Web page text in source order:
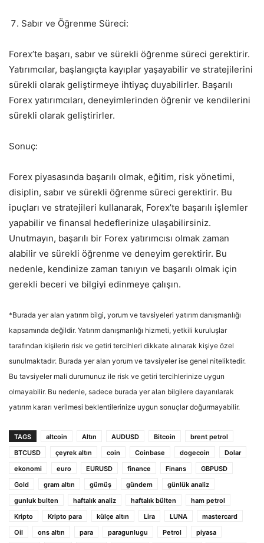
Sabır ve Öğrenme Süreci:
Forex’te başarı, sabır ve sürekli öğrenme süreci gerektirir.
Yatırımcılar, başlangıçta kayıplar yaşayabilir ve stratejilerini
sürekli olarak geliştirmeye ihtiyaç duyabilirler. Başarılı
Forex yatırımcıları, deneyimlerinden öğrenir ve kendilerini
sürekli olarak geliştirirler.
Sonuç:
Forex piyasasında başarılı olmak, eğitim, risk yönetimi,
disiplin, sabır ve sürekli öğrenme süreci gerektirir. Bu
ipuçları ve stratejileri kullanarak, Forex’te başarılı işlemler
yapabilir ve finansal hedeflerinize ulaşabilirsiniz.
Unutmayın, başarılı bir Forex yatırımcısı olmak zaman
alabilir ve sürekli öğrenme ve deneyim gerektirir. Bu
nedenle, kendinize zaman tanıyın ve başarılı olmak için
gerekli beceri ve bilgiyi edinmeye çalışın.
*Burada yer alan yatırım bilgi, yorum ve tavsiyeleri yatırım danışmanlığı
kapsamında değildir. Yatırım danışmanlığı hizmeti, yetkili kuruluşlar
tarafından kişilerin risk ve getiri tercihleri dikkate alınarak kişiye özel
sunulmaktadır. Burada yer alan yorum ve tavsiyeler ise genel niteliktedir.
Bu tavsiyeler mali durumunuz ile risk ve getiri tercihlerinize uygun
olmayabilir. Bu nedenle, sadece burada yer alan bilgilere dayanılarak
yatırım kararı verilmesi beklentilerinize uygun sonuçlar doğurmayabilir.
TAGS altcoin Altın AUDUSD Bitcoin
brent petrol
BTCUSD
çeyrek altın coin Coinbase dogecoin
Dolar
ekonomi
euro EURUSD finance Finans
GBPUSD
Gold
gram altın gümüş gündem
günlük analiz
gunluk bulten
haftalık analiz haftalık bülten
ham petrol
Kripto
Kripto para külçe altın Lira LUNA
mastercard
Oil
ons altın para paragunlugu Petrol
piyasa